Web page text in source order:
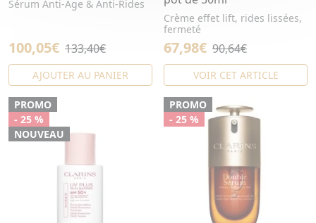
Sérum Anti-Âge & Anti-Rides
100,05€ 133,40€
AJOUTER AU PANIER
Crème effet lift, rides lissées,
fermeté
67,98€ 90,64€
VOIR CET ARTICLE
PROMO
- 25 %
NOUVEAU
PROMO
- 25 %